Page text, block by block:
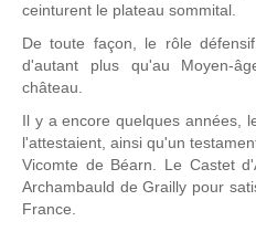
ceinturent le plateau sommital.
De toute façon, le rôle
d'autant plus qu'au Moyen-
château.
Il y a encore quelques années,
l'attestaient, ainsi qu'un
Vicomte de Béarn. Le Castet
Archambauld de Grailly pour
France.